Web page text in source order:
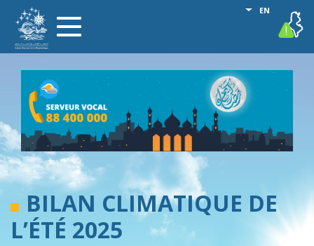
main
Toggle
navigation
EN
List
vigilance
BILAN CLIMATIQUE DE
L’ÉTÉ 2025